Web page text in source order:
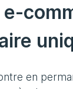
e-
en